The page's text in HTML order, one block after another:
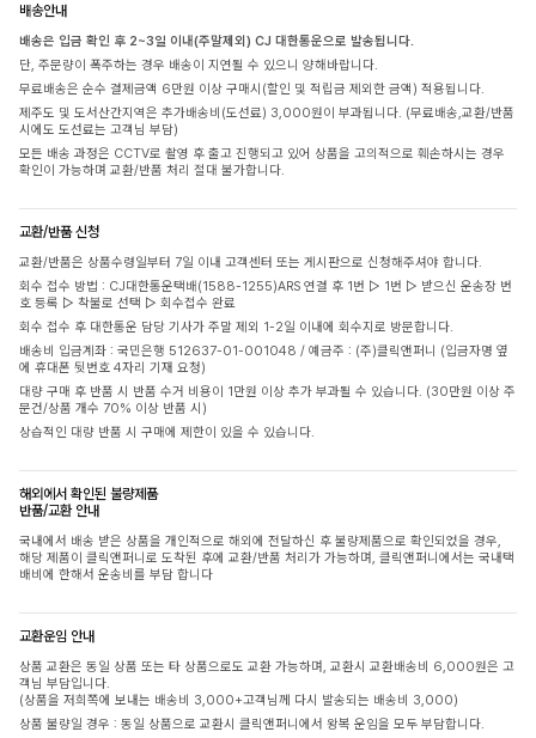
배송안내
배송은 입금 확인 후 2~3일 이내(주말제외) CJ 대한통운으로 발송됩니다.
단, 주문량이 폭주하는 경우 배송이 지연될 수 있으니 양해바랍니다.
무료배송은 순수 결제금액 6만원 이상 구매시(할인 및 적립금 제외한 금액) 적용됩니다.
제주도 및 도서산간지역은 추가배송비(도선료) 3,000원이 부과됩니다. (무료배송,교환/반품
시에도 도선료는 고객님 부담)
모든 배송 과정은 CCTV로 촬영 후 출고 진행되고 있어 상품을 고의적으로 훼손하시는 경우
확인이 가능하며 교환/반품 처리 절대 불가합니다.
교환/반품 신청
교환/반품은 상품수령일부터 7일 이내 고객센터 또는 게시판으로 신청해주셔야 합니다.
회수 접수 방법 : CJ대한통운택배(1588-1255)ARS 연결 후 1번 ▷ 1번 ▷ 받으신 운송장 번
호 등록 ▷ 착불로 선택 ▷ 회수접수 완료
회수 접수 후 대한통운 담당 기사가 주말 제외 1-2일 이내에 회수지로 방문합니다.
배송비 입금계좌 : 국민은행 512637-01-001048 / 예금주 : (주)클릭앤퍼니 (입금자명 옆
에 휴대폰 뒷번호 4자리 기재 요청)
대량 구매 후 반품 시 반품 수거 비용이 1만원 이상 추가 부과될 수 있습니다. (30만원 이상 주
문건/상품 개수 70% 이상 반품 시)
상습적인 대량 반품 시 구매에 제한이 있을 수 있습니다.
해외에서 확인된 불량제품
반품/교환 안내
국내에서 배송 받은 상품을 개인적으로 해외에 전달하신 후 불량제품으로 확인되었을 경우,
해당 제품이 클릭앤퍼니로 도착된 후에 교환/반품 처리가 가능하며, 클릭앤퍼니에서는 국내택
배비에 한해서 운송비를 부담 합니다
교환운임 안내
상품 교환은 동일 상품 또는 타 상품으로도 교환 가능하며, 교환시 교환배송비 6,000원은 고
객님 부담입니다.
(상품을 저희쪽에 보내는 배송비 3,000+고객님께 다시 발송되는 배송비 3,000)
상품 불량일 경우 : 동일 상품으로 교환시 클릭앤퍼니에서 왕복 운임을 모두 부담합니다.